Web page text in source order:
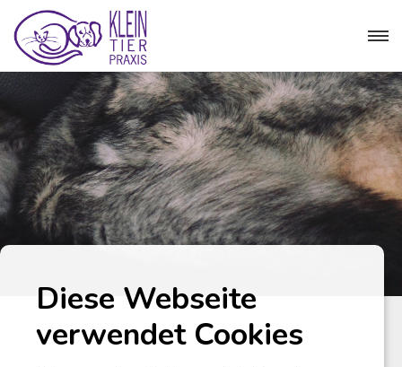
Diese Webseite
verwendet Cookies